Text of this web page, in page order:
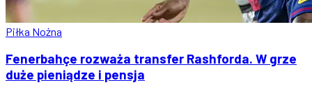
Piłka Nożna
Fenerbahçe rozważa transfer Rashforda. W grze
duże pieniądze i pensja